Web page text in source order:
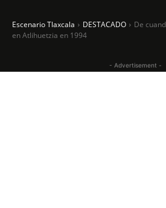
Escenario Tlaxcala DESTACADO
De
en Atlihuetzia en 1994
- Advertisement -